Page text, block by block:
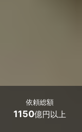
依頼総額
1150億円以上